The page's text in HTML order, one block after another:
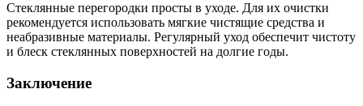
Стеклянные перегородки просты в уходе. Для их очистки
рекомендуется использовать мягкие чистящие средства и
неабразивные материалы. Регулярный уход обеспечит чистоту
и блеск стеклянных поверхностей на долгие годы.
Заключение